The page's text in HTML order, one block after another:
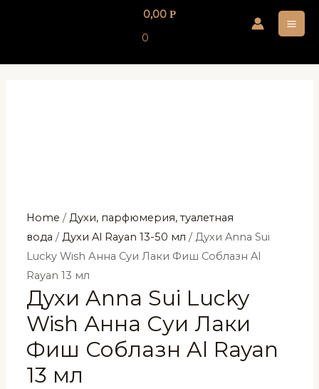
0,00 Р
0
Home /Духи, парфюмерия, туалетная
вода /Духи Al Rayan 13-50 мл / Духи Anna Sui
Lucky Wish Анна Суи Лаки Фиш Соблазн Al
Rayan 13 мл
Духи Anna Sui Lucky
Wish Анна Суи Лаки
Фиш Соблазн Al Rayan
13 мл